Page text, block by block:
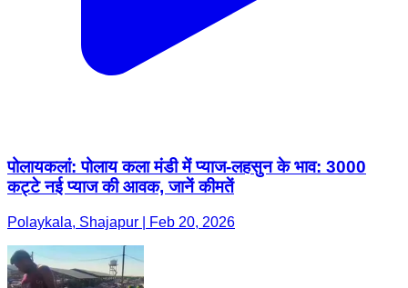
पोलायकलां: पोलाय कला मंडी में प्याज-लहसुन के भाव: 3000
कट्टे नई प्याज की आवक, जानें कीमतें
Polaykala, Shajapur | Feb 20, 2026